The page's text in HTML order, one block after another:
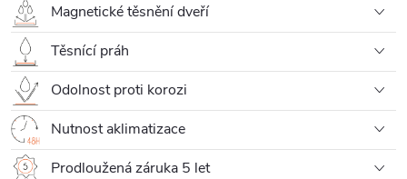
Magnetické těsnění dveří
Těsnící práh
Odolnost proti korozi
Nutnost aklimatizace
Prodloužená záruka 5 let